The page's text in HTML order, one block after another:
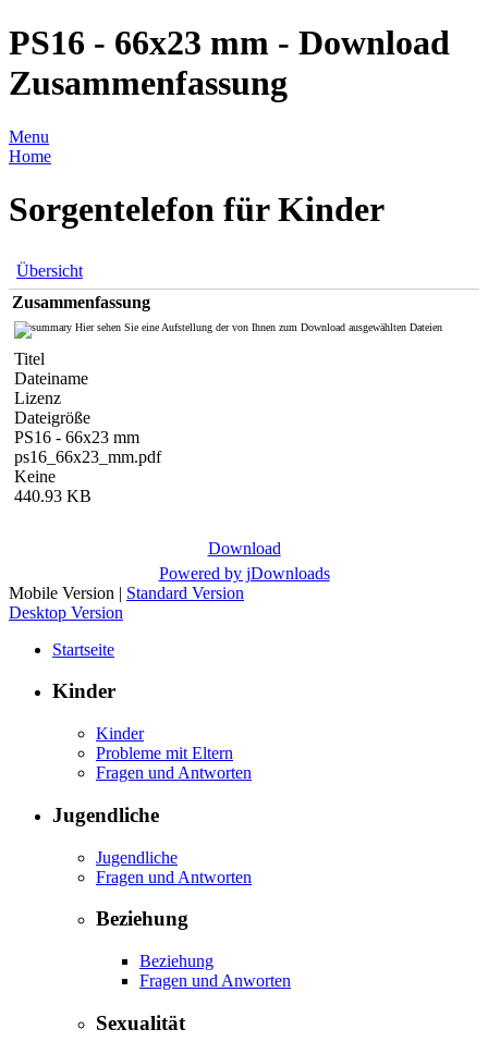
PS16 - 66x23 mm - Download
Zusammenfassung
Menu
Home
Sorgentelefon für Kinder
Übersicht
Zusammenfassung
Hier sehen Sie eine Aufstellung der von Ihnen zum Download ausgewählten Dateien
Titel
Dateiname
Lizenz
Dateigröße
PS16 - 66x23 mm
ps16_66x23_mm.pdf
Keine
440.93 KB
Download
Powered by jDownloads
Mobile Version | Standard Version
Desktop Version
Startseite
Kinder
Kinder
Probleme mit Eltern
Fragen und Antworten
Jugendliche
Jugendliche
Fragen und Antworten
Beziehung
Beziehung
Fragen und Anworten
Sexualität